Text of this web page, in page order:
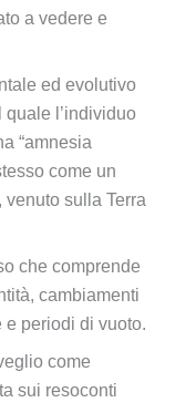
a vedere e
ed evolutivo
quale l’individuo
“amnesia
come un
sulla Terra
che comprende
cambiamenti
periodi di vuoto.
come
sui resoconti